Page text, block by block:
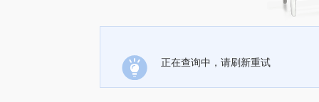
正在查询中，请刷新重试